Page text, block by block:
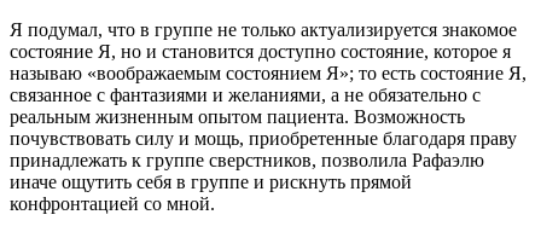
Я подумал, что в группе не только актуализируется знакомое
состояние Я, но и становится доступно состояние, которое я
называю «воображаемым состоянием Я»; то есть состояние Я,
связанное с фантазиями и желаниями, а не обязательно с
реальным жизненным опытом пациента. Возможность
почувствовать силу и мощь, приобретенные благодаря праву
принадлежать к группе сверстников, позволила Рафаэлю
иначе ощутить себя в группе и рискнуть прямой
конфронтацией со мной.